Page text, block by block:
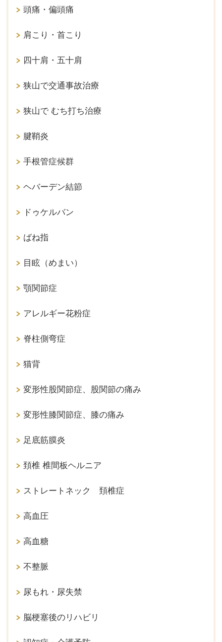
頭痛・偏頭痛
肩こり・首こり
四十肩・五十肩
狭山で交通事故治療
狭山で むち打ち治療
腱鞘炎
手根管症候群
ヘバーデン結節
ドゥケルバン
ばね指
目眩（めまい）
顎関節症
アレルギー花粉症
脊柱側弯症
猫背
変形性股関節症、股関節の痛み
変形性膝関節症、膝の痛み
足底筋膜炎
頚椎 椎間板ヘルニア
ストレートネック 頚椎症
高血圧
高血糖
不整脈
尿もれ・尿失禁
脳梗塞後のリハビリ